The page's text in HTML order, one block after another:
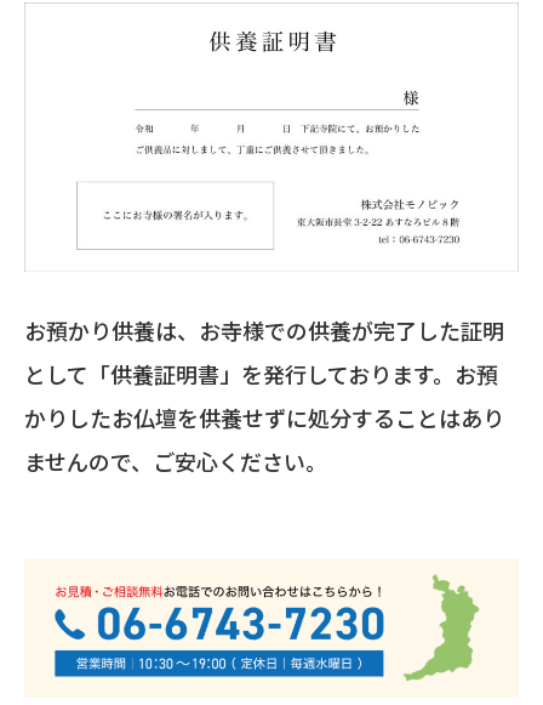
お預かり供養は、お寺様での供養が完了した証明
として「供養証明書」を発行しております。お預
かりしたお仏壇を供養せずに処分することはあり
ませんので、ご安心ください。